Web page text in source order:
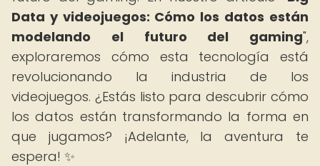
Data y videojuegos: Cómo los datos están
modelando el futuro del gaming",
exploraremos cómo esta tecnología está
revolucionando la industria de los
videojuegos. ¿Estás listo para descubrir cómo
los datos están transformando la forma en
que jugamos? ¡Adelante, la aventura te
espera! ✨